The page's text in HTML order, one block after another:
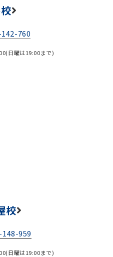
760
日曜は19:00まで)
校
959
日曜は19:00まで)